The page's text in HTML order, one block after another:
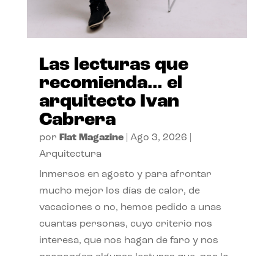
Las lecturas que
recomienda… el
arquitecto Ivan
Cabrera
por Flat Magazine| Ago 3, 2026
Arquitectura
Inmersos en agosto y para afrontar
mucho mejor los días de calor, de
vacaciones o no, hemos pedido a unas
cuantas personas, cuyo criterio nos
interesa, que nos hagan de faro y nos